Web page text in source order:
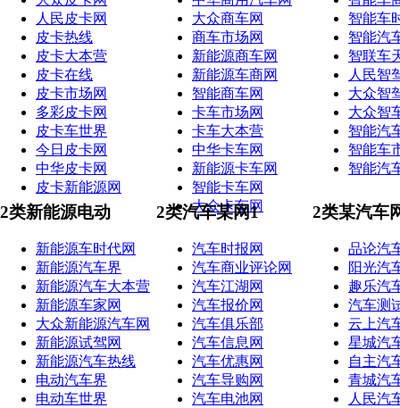
人民皮卡网
皮卡热线
皮卡大本营
皮卡在线
皮卡市场网
多彩皮卡网
皮卡车世界
今日皮卡网
中华皮卡网
皮卡新能源网
大众商车网
商车市场网
新能源商车网
新能源车商网
智能商车网
卡车市场网
卡车大本营
中华卡车网
新能源卡车网
智能卡车网
大众卡车网
智能车
智能汽
智联车
人民智
大众智
大众智
智能汽
智能车
智能汽
2类新能源电动
新能源车时代网
新能源汽车界
新能源汽车大本营
新能源车家网
大众新能源汽车网
新能源试驾网
新能源汽车热线
电动汽车界
电动车世界
2类汽车某网1
汽车时报网
汽车商业评论网
汽车江湖网
汽车报价网
汽车俱乐部
汽车信息网
汽车优惠网
汽车导购网
汽车电池网
2类某汽车
品论汽
阳光汽
趣乐汽
汽车测
云上汽
星城汽
自主汽
青城汽
人民汽